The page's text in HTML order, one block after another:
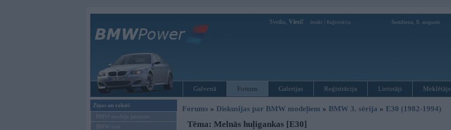
Sveiks, Viesi! Ienākt Reģistrācija Sestdiena, 8. augusts
Galvenā Forums Galerijas Reģistrācija Lietotāji Meklētājs
Ziņas un raksti
BMW modeļu jaunumi
BMW testi
Forums » Diskusijas par BMW modeļiem » BMW 3. sērija » E30 (1982-1994)
Tēma: Melnās huļigankas [E30]